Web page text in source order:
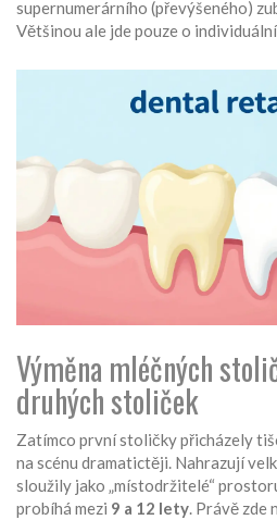
supernumerárního (převýšeného)
Většinou ale jde pouze o
Výměna mléčných
druhých stoliček
Zatímco první stoličky přicházely
na scénu dramatictěji. Nahrazují
sloužily jako „místodržitelé“
probíhá mezi 9 a 12 lety. Právě zde